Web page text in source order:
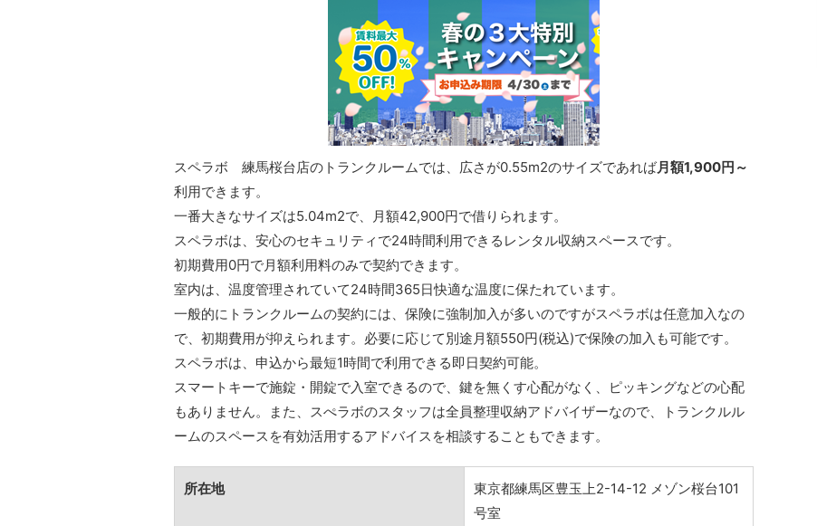
スペラボ 練馬桜台店のトランクルームでは、広さが0.55m2のサイズであれば月額1,900円～
利用できます。
一番大きなサイズは5.04m2で、月額42,900円で借りられます。
スペラボは、安心のセキュリティで24時間利用できるレンタル収納スペースです。
初期費用0円で月額利用料のみで契約できます。
室内は、温度管理されていて24時間365日快適な温度に保たれています。
一般的にトランクルームの契約には、保険に強制加入が多いのですがスペラボは任意加入なの
で、初期費用が抑えられます。必要に応じて別途月額550円(税込)で保険の加入も可能です。
スペラボは、申込から最短1時間で利用できる即日契約可能。
スマートキーで施錠・開錠で入室できるので、鍵を無くす心配がなく、ピッキングなどの心配
もありません。また、スぺラボのスタッフは全員整理収納アドバイザーなので、トランクルル
ームのスペースを有効活用するアドバイスを相談することもできます。
所在地
東京都練馬区豊玉上2-14-12 メゾン桜台101
号室